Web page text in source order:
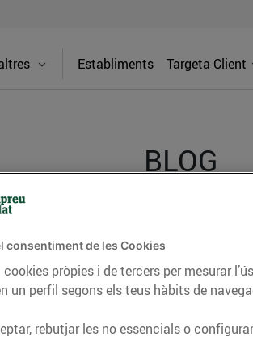
Establiments Targeta Client
BLOG
consells nutricionals,
CONSELLS I HÀBITS SALUDABLES
consentiment de les Cookies
pròpies i de tercers per mesurar
un perfil segons els teus hàbits de
rebutjar les no essencials o